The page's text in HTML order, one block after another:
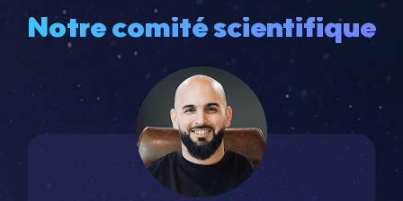
Notre comité scientifique